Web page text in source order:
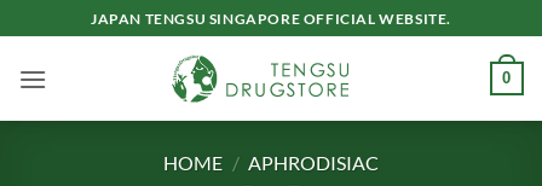
to
content
JAPAN TENGSU SINGAPORE OFFICIAL WEBSITE.
0
HOME / APHRODISIAC